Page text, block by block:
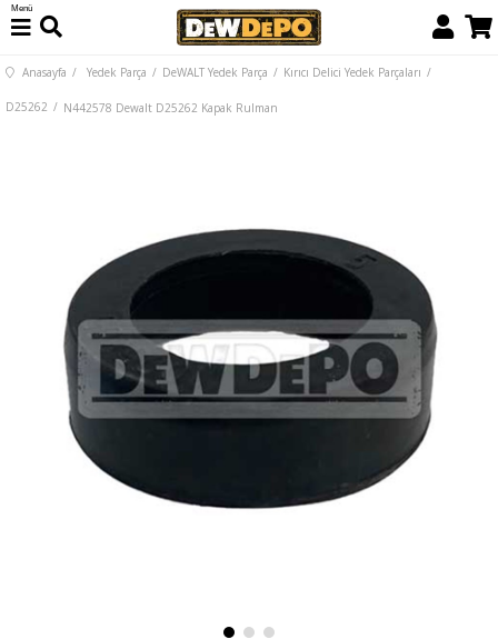
Menü
Anasayfa Yedek Parça DeWALT Yedek Parça Kırıcı Delici Yedek Parçaları
D25262 N442578 Dewalt D25262 Kapak Rulman